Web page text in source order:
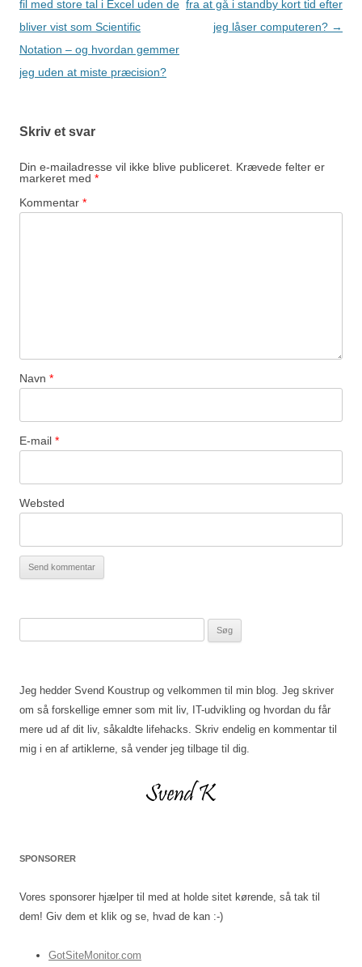
fil med store tal i Excel uden de
bliver vist som Scientific
Notation – og hvordan gemmer
jeg uden at miste præcision?
fra at gå i standby kort tid efter
jeg låser computeren? →
Skriv et svar
Din e-mailadresse vil ikke blive publiceret. Krævede felter er
markeret med *
Kommentar *
Navn *
E-mail *
Websted
Jeg hedder Svend Koustrup og velkommen til min blog. Jeg skriver
om så forskellige emner som mit liv, IT-udvikling og hvordan du får
mere ud af dit liv, såkaldte lifehacks. Skriv endelig en kommentar til
mig i en af artiklerne, så vender jeg tilbage til dig.
SPONSORER
Vores sponsorer hjælper til med at holde sitet kørende, så tak til
dem! Giv dem et klik og se, hvad de kan :-)
GotSiteMonitor.com